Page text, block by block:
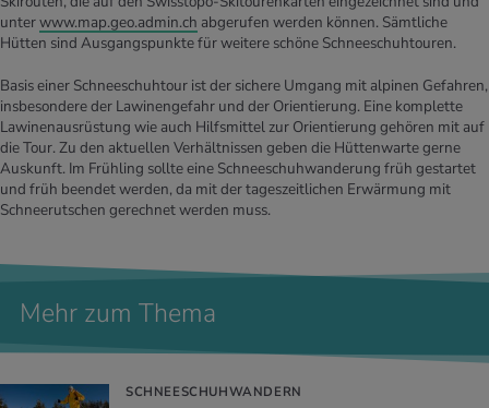
unterwww.map.geo.admin.ch abgerufen werden können. Sämtliche
Hütten sind Ausgangspunkte für weitere schöne Schneeschuhtouren.
Basis einer Schneeschuhtour ist der sichere Umgang mit alpinen Gefahren,
insbesondere der Lawinengefahr und der Orientierung. Eine komplette
Lawinenausrüstung wie auch Hilfsmittel zur Orientierung gehören mit auf
die Tour. Zu den aktuellen Verhältnissen geben die Hüttenwarte gerne
Auskunft. Im Frühling sollte eine Schneeschuhwanderung früh gestartet
und früh beendet werden, da mit der tageszeitlichen Erwärmung mit
Schneerutschen gerechnet werden muss.
Mehr zum Thema
SCHNEESCHUHWANDERN